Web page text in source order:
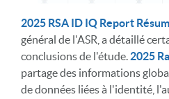
2025 RSA ID IQ Report
général de l'ASR, a détaillé
conclusions de l'étude. 2025
partage des informations
de données liées à l'identité,